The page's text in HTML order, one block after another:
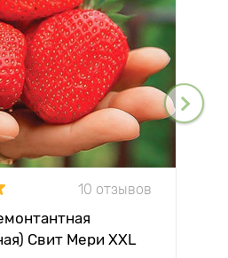
10 отзывов
Свит Мери XXL